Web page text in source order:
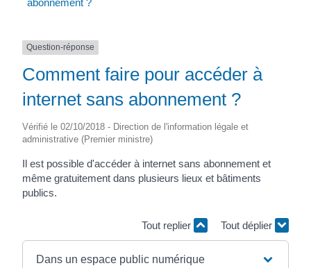
abonnement ?
Question-réponse
Comment faire pour accéder à
internet sans abonnement ?
Vérifié le 02/10/2018 - Direction de l'information légale et
administrative (Premier ministre)
Il est possible d'accéder à internet sans abonnement et
même gratuitement dans plusieurs lieux et bâtiments
publics.
Tout replier Tout déplier
Dans un espace public numérique